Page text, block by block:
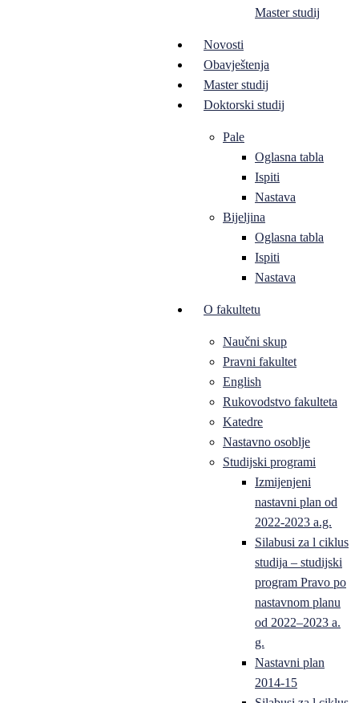
Master studij
Novosti
Obavještenja
Master studij
Doktorski studij
Pale
Oglasna tabla
Ispiti
Nastava
Bijeljina
Oglasna tabla
Ispiti
Nastava
O fakultetu
Naučni skup
Pravni fakultet
English
Rukovodstvo fakulteta
Katedre
Nastavno osoblje
Studijski programi
Izmijenjeni
nastavni plan od
2022-2023 a.g.
Silabusi za l ciklus
studija – studijski
program Pravo po
nastavnom planu
od 2022–2023 a.
g.
Nastavni plan
2014-15